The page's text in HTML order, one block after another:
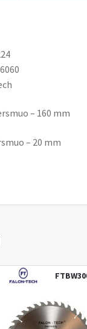
– 160 mm
– 20 mm